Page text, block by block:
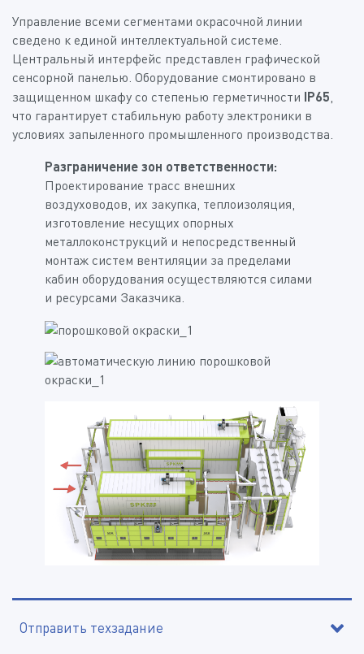
Управление всеми сегментами окрасочной линии
сведено к единой интеллектуальной системе.
Центральный интерфейс представлен графической
сенсорной панелью. Оборудование смонтировано в
защищенном шкафу со степенью герметичности IP65
что гарантирует стабильную работу электроники в
условиях запыленного промышленного производства.
Разграничение зон ответственности:
Проектирование трасс внешних
воздуховодов, их закупка, теплоизоляция,
изготовление несущих опорных
металлоконструкций и непосредственный
монтаж систем вентиляции за пределами
кабин оборудования осуществляются силами
и ресурсами Заказчика.
Отправить техзадание